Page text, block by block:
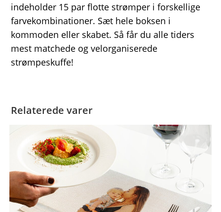
indeholder 15 par flotte strømper i forskellige
farvekombinationer. Sæt hele boksen i
kommoden eller skabet. Så får du alle tiders
mest matchede og velorganiserede
strømpeskuffe!
Relaterede varer